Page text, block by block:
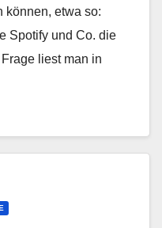
können, etwa so:
Spotify und Co. die
liest man in